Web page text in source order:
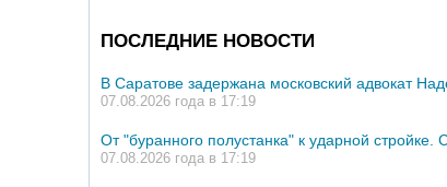
ПОСЛЕДНИЕ НОВОСТИ
В Саратове задержана московский адвокат
07.08.2026 года в 17:19
От "буранного полустанка" к ударной стройке.
07.08.2026 года в 17:19